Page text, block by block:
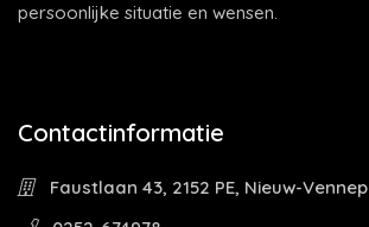
persoonlijke situatie en wensen.
Contactinformatie
Faustlaan 43, 2152 PE, Nieuw-Vennep